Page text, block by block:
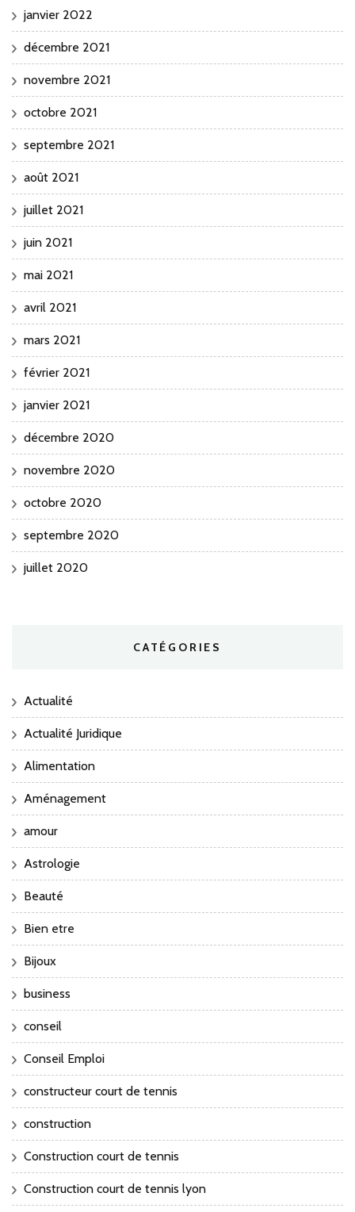
janvier 2022
décembre 2021
novembre 2021
octobre 2021
septembre 2021
août 2021
juillet 2021
juin 2021
mai 2021
avril 2021
mars 2021
février 2021
janvier 2021
décembre 2020
novembre 2020
octobre 2020
septembre 2020
juillet 2020
CATÉGORIES
Actualité
Actualité Juridique
Alimentation
Aménagement
amour
Astrologie
Beauté
Bien etre
Bijoux
business
conseil
Conseil Emploi
constructeur court de tennis
construction
Construction court de tennis
Construction court de tennis lyon